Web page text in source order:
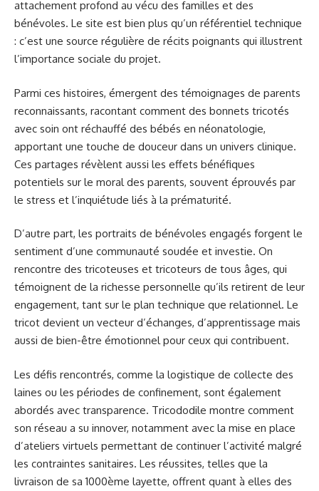
attachement profond au vécu des familles et des
bénévoles. Le site est bien plus qu’un référentiel technique
: c’est une source régulière de récits poignants qui illustrent
l’importance sociale du projet.
Parmi ces histoires, émergent des témoignages de parents
reconnaissants, racontant comment des bonnets tricotés
avec soin ont réchauffé des bébés en néonatologie,
apportant une touche de douceur dans un univers clinique.
Ces partages révèlent aussi les effets bénéfiques
potentiels sur le moral des parents, souvent éprouvés par
le stress et l’inquiétude liés à la prématurité.
D’autre part, les portraits de bénévoles engagés forgent le
sentiment d’une communauté soudée et investie. On
rencontre des tricoteuses et tricoteurs de tous âges, qui
témoignent de la richesse personnelle qu’ils retirent de leur
engagement, tant sur le plan technique que relationnel. Le
tricot devient un vecteur d’échanges, d’apprentissage mais
aussi de bien-être émotionnel pour ceux qui contribuent.
Les défis rencontrés, comme la logistique de collecte des
laines ou les périodes de confinement, sont également
abordés avec transparence. Tricododile montre comment
son réseau a su innover, notamment avec la mise en place
d’ateliers virtuels permettant de continuer l’activité malgré
les contraintes sanitaires. Les réussites, telles que la
livraison de sa 1000ème layette, offrent quant à elles des